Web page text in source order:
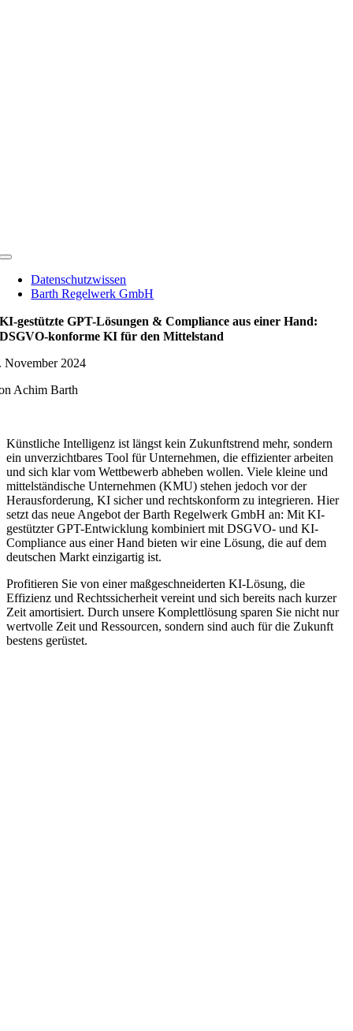
Toggle
NavigationDatenschutzwissen
Barth Regelwerk GmbH
KI-gestützte GPT-Lösungen & Compliance aus einer Hand:
DSGVO-konforme KI für den Mittelstand
November 2024
Achim Barth
Künstliche Intelligenz ist längst kein Zukunftstrend mehr, sondern
ein unverzichtbares Tool für Unternehmen, die effizienter arbeiten
und sich klar vom Wettbewerb abheben wollen. Viele kleine und
mittelständische Unternehmen (KMU) stehen jedoch vor der
Herausforderung, KI sicher und rechtskonform zu integrieren. Hier
setzt das neue Angebot der Barth Regelwerk GmbH an: Mit KI-
gestützter GPT-Entwicklung kombiniert mit DSGVO- und KI-
Compliance aus einer Hand bieten wir eine Lösung, die auf dem
deutschen Markt einzigartig ist.
Profitieren Sie von einer maßgeschneiderten KI-Lösung, die
Effizienz und Rechtssicherheit vereint und sich bereits nach kurzer
Zeit amortisiert. Durch unsere Komplettlösung sparen Sie nicht nur
wertvolle Zeit und Ressourcen, sondern sind auch für die Zukunft
bestens gerüstet.